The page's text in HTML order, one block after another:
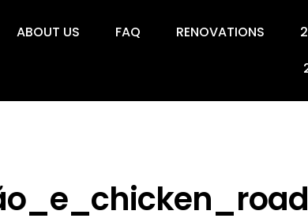
ABOUT US FAQ RENOVATIONS